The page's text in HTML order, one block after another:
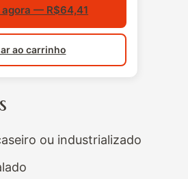
agora — R$64,41
ao carrinho
ou industrializado